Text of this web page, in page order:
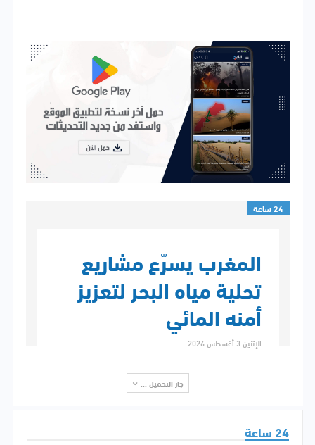
24 ساعة
المغرب يسرّع مشاريع
تحلية مياه البحر لتعزيز
أمنه المائي
الإثنين 3 أغسطس 2026
جار التحميل ...
24 ساعة